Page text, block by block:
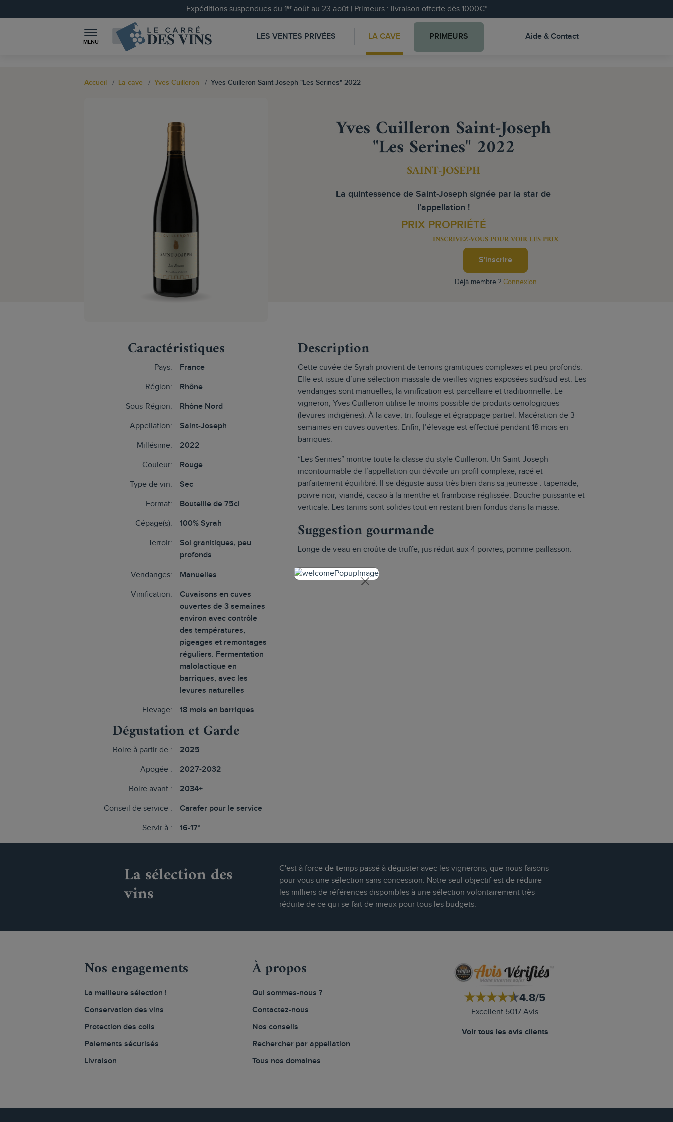
Expéditions suspendues du 1ᵉʳ août au 23 août | Primeurs : livraison offerte dès 1000€*
MENU
LES VENTES PRIVÉES LA CAVE PRIMEURS Aide & Contact
Accueil La cave Yves Cuilleron Yves Cuilleron Saint-Joseph "Les Serines" 2022
Yves Cuilleron Saint-Joseph
"Les Serines" 2022
SAINT-JOSEPH
La quintessence de Saint-Joseph signée par la star de
l’appellation !
PRIX PROPRIÉTÉ
INSCRIVEZ-VOUS POUR VOIR LES PRIX
S'inscrire
Déjà membre ? Connexion
Caractéristiques
Pays: France
Région: Rhône
Sous-Région: Rhône Nord
Appellation: Saint-Joseph
Millésime: 2022
Couleur: Rouge
Type de vin: Sec
Format: Bouteille de 75cl
Cépage(s): 100% Syrah
Terroir:
Sol granitiques, peu
profonds
Vendanges: Manuelles
Vinification:
Cuvaisons en cuves
ouvertes de 3 semaines
environ avec contrôle
des températures,
pigeages et remontages
réguliers. Fermentation
malolactique en
barriques, avec les
levures naturelles
Elevage: 18 mois en barriques
Dégustation et Garde
Boire à partir de : 2025
Apogée : 2027-2032
Boire avant : 2034+
Conseil de service : Carafer pour le service
Servir à : 16-17°
Description
Cette cuvée de Syrah provient de terroirs granitiques complexes et peu profonds.
Elle est issue d’une sélection massale de vieilles vignes exposées sud/sud-est. Les
vendanges sont manuelles, la vinification est parcellaire et traditionnelle. Le
vigneron, Yves Cuilleron utilise le moins possible de produits œnologiques
(levures indigènes). À la cave, tri, foulage et égrappage partiel. Macération de 3
semaines en cuves ouvertes. Enfin, l’élevage est effectué pendant 18 mois en
barriques.
“Les Serines” montre toute la classe du style Cuilleron. Un Saint-Joseph
incontournable de l’appellation qui dévoile un profil complexe, racé et
parfaitement équilibré. Il se déguste aussi très bien dans sa jeunesse : tapenade,
poivre noir, viandé, cacao à la menthe et framboise réglissée. Bouche puissante et
verticale. Les tanins sont solides tout en restant bien fondus dans la masse.
Suggestion gourmande
Longe de veau en croûte de truffe, jus réduit aux 4 poivres, pomme paillasson.
La sélection des
vins
C'est à force de temps passé à déguster avec les vignerons, que nous faisons
pour vous une sélection sans concession. Notre seul objectif est de réduire
les milliers de références disponibles à une sélection volontairement très
réduite de ce qui se fait de mieux pour tous les budgets.
Nos engagements
La meilleure sélection !
Conservation des vins
Protection des colis
Paiements sécurisés
Livraison
À propos
Qui sommes-nous ?
Contactez-nous
Nos conseils
Rechercher par appellation
Tous nos domaines
4.8/5
Excellent 5017 Avis
Voir tous les avis clients